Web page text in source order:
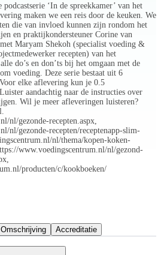
‘In de spreekkamer’ van het
maken we een reis door de keuken. We
die van invloed kunnen zijn rondom het
en praktijkondersteuner Corine van
Maryam Shekoh (specialist voeding &
recepten) van het
do’s en don’ts bij het omgaan met de
voeding. Deze serie bestaat uit 6
elke aflevering kun je 0.5
aandachtig naar de instructies over
Wil je meer afleveringen luisteren?
nl/gezonde-recepten.aspx,
nl/gezonde-recepten/receptenapp-slim-
nl/thema/kopen-koken-
www.voedingscentrum.nl/nl/gezond-
producten/c/kookboeken/
Omschrijving Accreditatie